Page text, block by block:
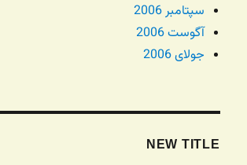
سپتامبر 2006
آگوست 2006
جولای 2006
NEW TITLE